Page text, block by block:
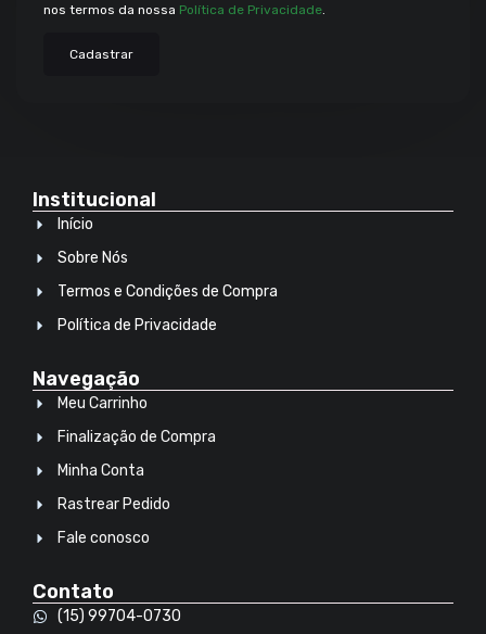
nos termos da nossa Política de Privacidade
Cadastrar
Institucional
Início
Sobre Nós
Termos e Condições de Compra
Política de Privacidade
Navegação
Meu Carrinho
Finalização de Compra
Minha Conta
Rastrear Pedido
Fale conosco
Contato
(15) 99704-0730